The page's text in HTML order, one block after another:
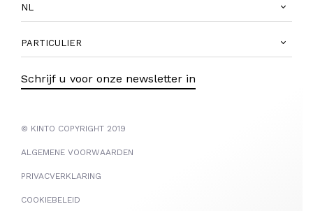
NL
PARTICULIER
Schrijf u voor onze newsletter in
© KINTO COPYRIGHT 2019
ALGEMENE VOORWAARDEN
PRIVACVERKLARING
COOKIEBELEID